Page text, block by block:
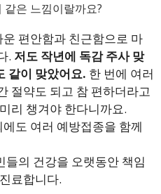
은 느낌이랄까요?
운 편안함과 친근함으로 마
. 저도 작년에 독감 주사 맞
같이 맞았어요. 한 번에 여러
절약도 되고 참 편하더라고
리 챙겨야 한다니까요.
에도 여러 예방접종을 함께
들의 건강을 오랫동안 책임
료합니다.